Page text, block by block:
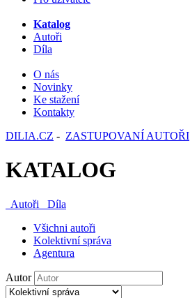
Katalog
Autoři
Díla
O nás
Novinky
Ke stažení
Kontakty
DILIA.CZ - ZASTUPOVANÍ AUTOŘI
KATALOG
Autoři
Díla
Všichni autoři
Kolektivní správa
Agentura
Autor